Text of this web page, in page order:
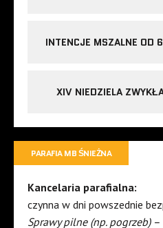
INTENCJE MSZALNE OD
XIV NIEDZIELA
PARAFIA MB ŚNIEŻNA
Kancelaria parafialna:
czynna w dni powszednie
Sprawy pilne (np. pogrzeb)